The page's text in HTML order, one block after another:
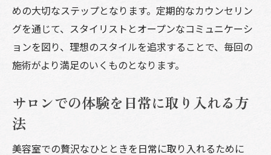
めの大切なステップとなります。定期的なカウンセリン
グを通じて、スタイリストとオープンなコミュニケーシ
ョンを図り、理想のスタイルを追求することで、毎回の
施術がより満足のいくものとなります。
サロンでの体験を日常に取り入れる方
法
美容室での贅沢なひとときを日常に取り入れるために